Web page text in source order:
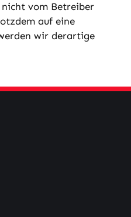
vom Betreiber
auf eine
wir derartige